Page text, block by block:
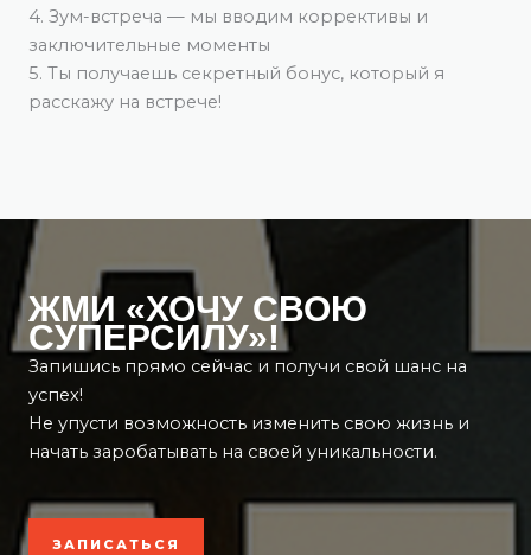
4. Зум-встреча — мы вводим коррективы и
заключительные моменты
5. Ты получаешь секретный бонус, который я
расскажу на встрече!
ЖМИ «ХОЧУ СВОЮ
СУПЕРСИЛУ»!
Запишись прямо сейчас и получи свой шанс на
успех!
Не упусти возможность изменить свою жизнь и
начать заробатывать на своей уникальности.
ЗАПИСАТЬСЯ